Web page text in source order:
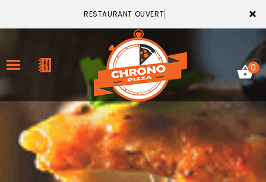
×
RESTAURANT OUVERT
ACCUEIL
LA CARTE
0